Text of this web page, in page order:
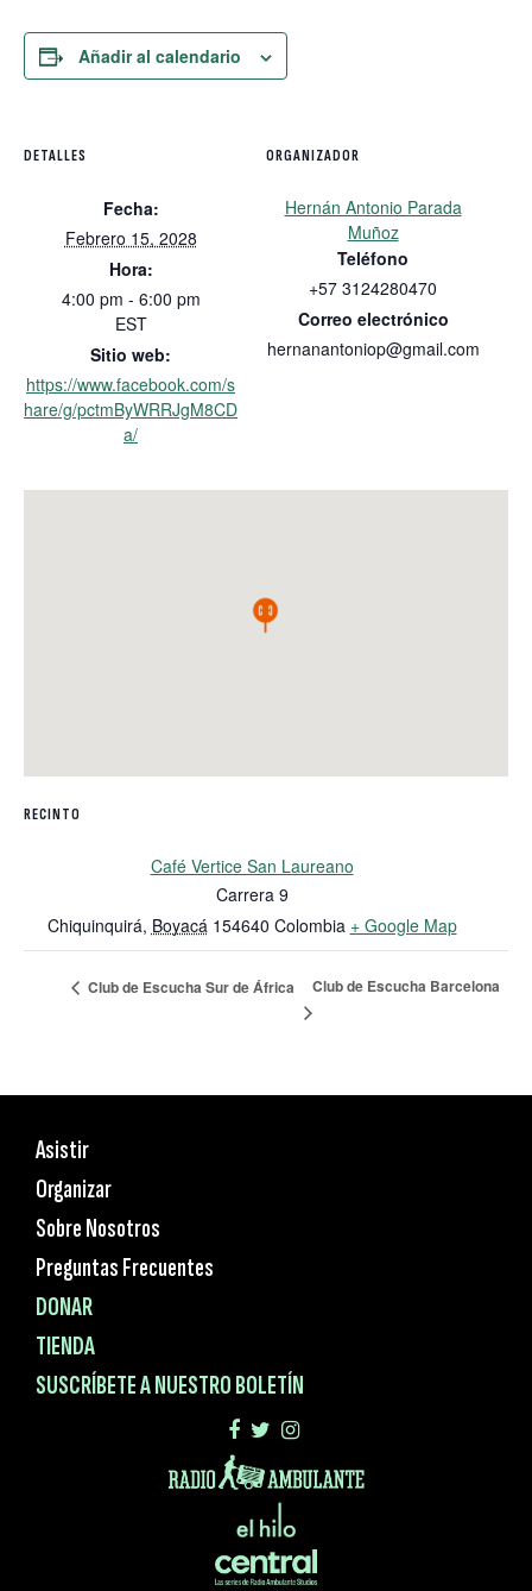
Añadir al calendario
DETALLES
Fecha:
Febrero 15, 2028
Hora:
4:00 pm - 6:00 pm
EST
Sitio web:
https://www.facebook.com/s
hare/g/pctmByWRRJgM8CD
a/
ORGANIZADOR
Hernán Antonio Parada
Muñoz
Teléfono
+57 3124280470
Correo electrónico
hernanantoniop@gmail.com
RECINTO
Café Vertice San Laureano
Carrera 9
Chiquinquirá, Boyacá 154640 Colombia + Google Map
Club de Escucha Sur de África Club de Escucha Barcelona
Asistir
Organizar
Sobre Nosotros
Preguntas Frecuentes
DONAR
TIENDA
SUSCRÍBETE A NUESTRO BOLETÍN